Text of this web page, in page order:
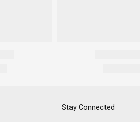
Stay Connected